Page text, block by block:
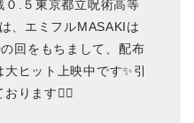
０.５東京都立呪術高等
、エミフルMASAKIは
回をもちまして、配布
ヒット上映中です✨引
ります🙇‍♂️